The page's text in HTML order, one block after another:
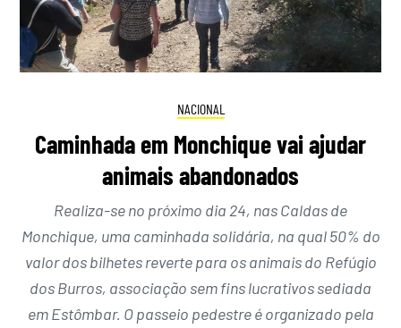
NACIONAL
Caminhada em Monchique vai ajudar
animais abandonados
Realiza-se no próximo dia 24, nas Caldas de
Monchique, uma caminhada solidária, na qual 50% do
valor dos bilhetes reverte para os animais do Refúgio
dos Burros, associação sem fins lucrativos sediada
em Estômbar. O passeio pedestre é organizado pela